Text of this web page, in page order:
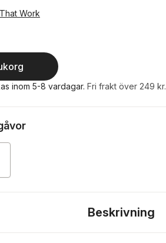
Work
inom 5-8 vardagar. Fri frakt över 249 kr.
Beskrivning